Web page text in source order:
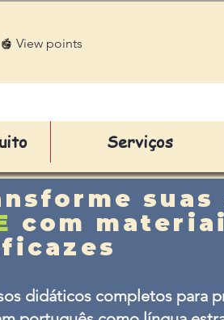
View points
Serviços
suas
com
didáticos completos para